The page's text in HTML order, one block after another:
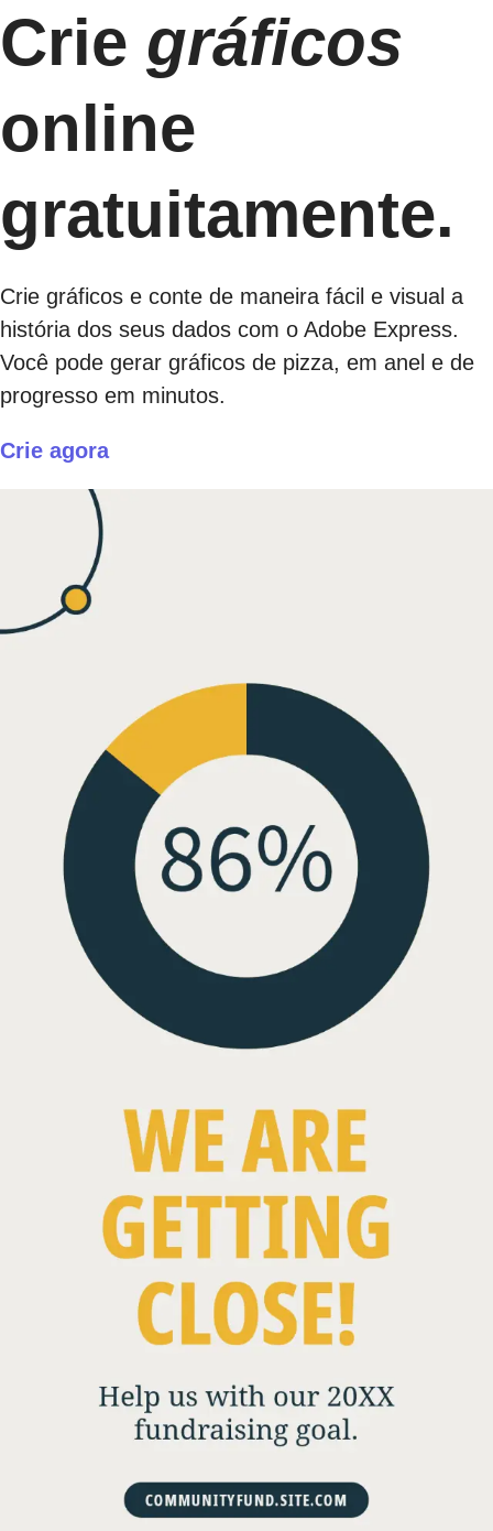
Crie gráficos
online
gratuitamente.
Crie gráficos e conte de maneira fácil e visual a
história dos seus dados com o Adobe Express.
Você pode gerar gráficos de pizza, em anel e de
progresso em minutos.
Crie agora​